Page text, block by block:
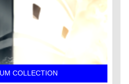
COLLECTION